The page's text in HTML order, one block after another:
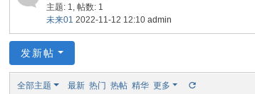
主题: 1,帖数: 1
未来01 2022-11-12 12:10admin
发新帖
全部主题 最新 热门 热帖 精华 更多